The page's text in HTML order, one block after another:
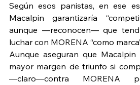
Según esos panistas, en ese
Macalpin garantizaría
aunque —reconocen— que
luchar con MORENA “como
Aunque aseguran que Macalpin
mayor margen de triunfo si
—claro—contra MORENA